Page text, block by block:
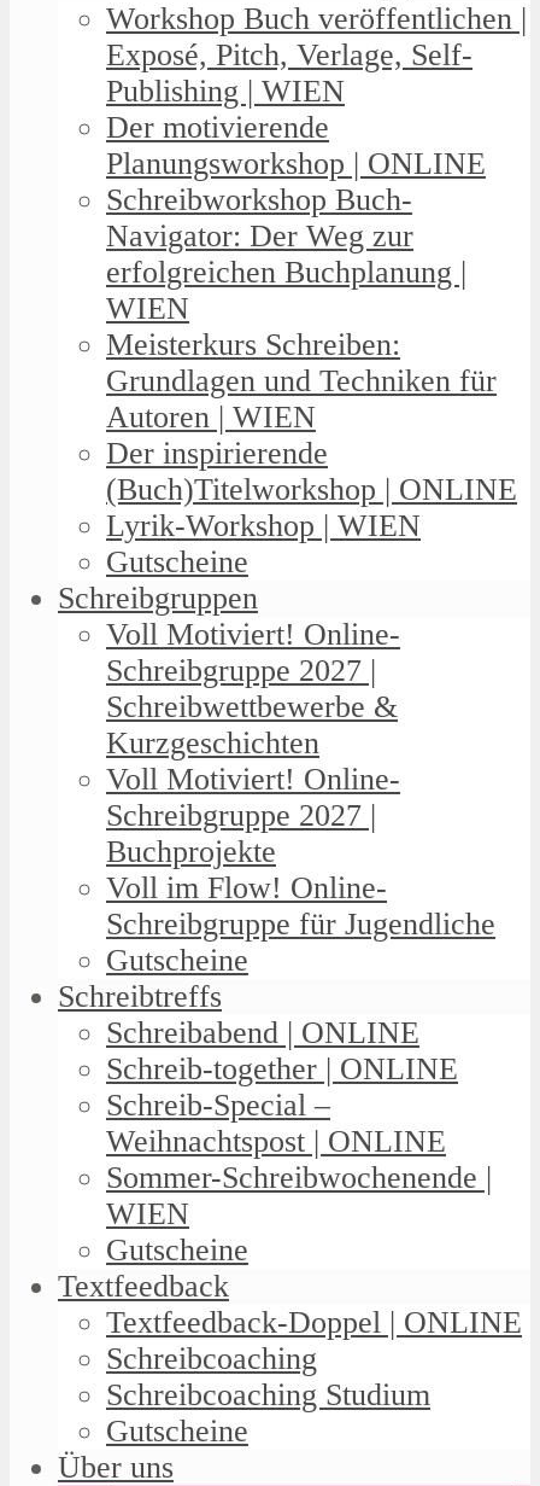
Workshop Buch veröffentlichen |
Exposé, Pitch, Verlage, Self-
Publishing | WIEN
Der motivierende
Planungsworkshop | ONLINE
Schreibworkshop Buch-
Navigator: Der Weg zur
erfolgreichen Buchplanung |
WIEN
Meisterkurs Schreiben:
Grundlagen und Techniken für
Autoren | WIEN
Der inspirierende
(Buch)Titelworkshop | ONLINE
Lyrik-Workshop | WIEN
Gutscheine
Schreibgruppen
Voll Motiviert! Online-
Schreibgruppe 2027 |
Schreibwettbewerbe &
Kurzgeschichten
Voll Motiviert! Online-
Schreibgruppe 2027 |
Buchprojekte
Voll im Flow! Online-
Schreibgruppe für Jugendliche
Gutscheine
Schreibtreffs
Schreibabend | ONLINE
Schreib-together | ONLINE
Schreib-Special –
Weihnachtspost | ONLINE
Sommer-Schreibwochenende |
WIEN
Gutscheine
Textfeedback
Textfeedback-Doppel | ONLINE
Schreibcoaching
Schreibcoaching Studium
Gutscheine
Über uns